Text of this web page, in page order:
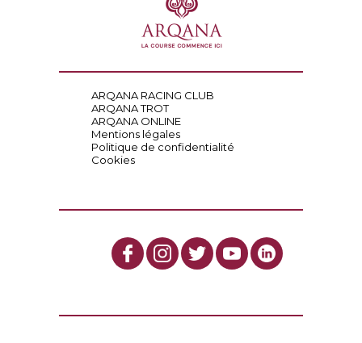
ARQANA RACING CLUB
ARQANA TROT
ARQANA ONLINE
Mentions légales
Politique de confidentialité
Cookies